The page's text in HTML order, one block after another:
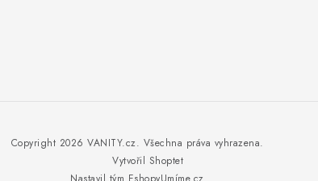
Vytvořil Shoptet
Copyright 2026 VANITY.cz. Všechna práva vyhrazena.